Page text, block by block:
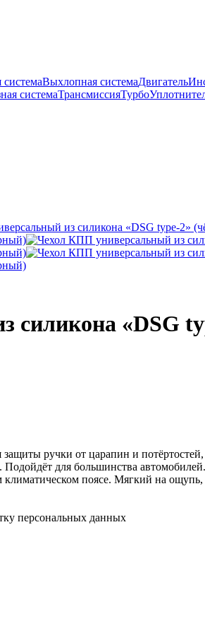
Выхлопная системаДвигатель
системаТрансмиссияТурбо
силикона «DSG
ручки от царапин и
Подойдёт для большинства
поясе. Мягкий на
персональных данных